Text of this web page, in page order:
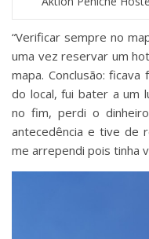
“Verificar sempre no
uma vez reservar um
mapa. Conclusão:
do local, fui bater a um
no fim, perdi o
antecedência e tive de
me arrependi pois tinha